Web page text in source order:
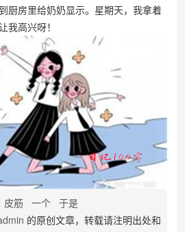
厨房里给奶奶显示。星期天，我拿着
我高兴呀！
皮筋 一个 于是
的原创文章，转载请注明出处和